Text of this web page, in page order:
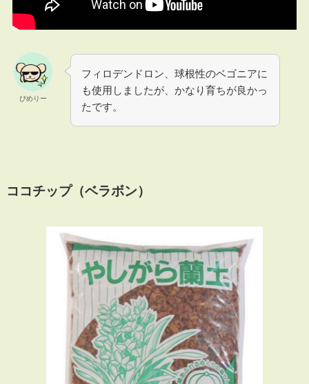
ぴめりー
フィロデンドロン、球根性のベゴニアに
も使用しましたが、かなり育ちが良かっ
たです。
ココチップ（ベラボン）